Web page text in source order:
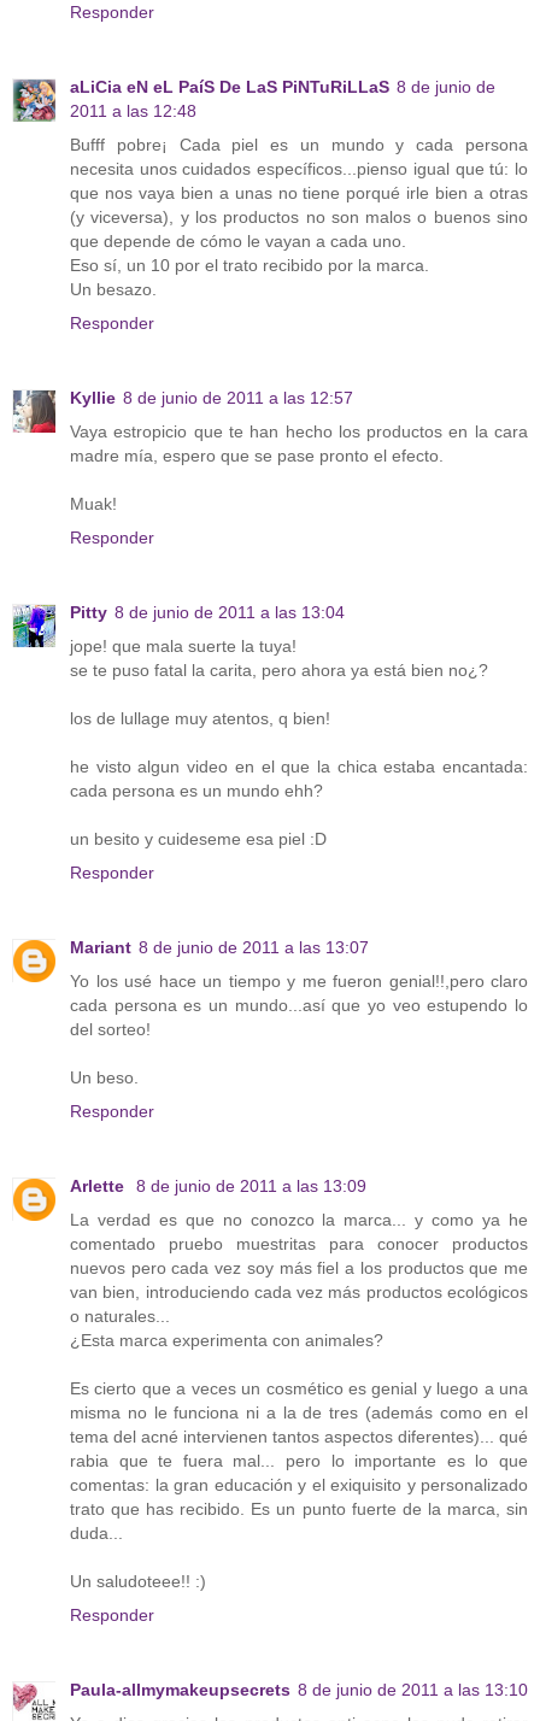
Responder
aLiCia eN eL PaíS De LaS PiNTuRiLLaS 8 de junio de
2011 a las 12:48
Bufff pobre¡ Cada piel es un mundo y cada persona
necesita unos cuidados específicos...pienso igual que tú: lo
que nos vaya bien a unas no tiene porqué irle bien a otras
(y viceversa), y los productos no son malos o buenos sino
que depende de cómo le vayan a cada uno.
Eso sí, un 10 por el trato recibido por la marca.
Un besazo.
Responder
Kyllie 8 de junio de 2011 a las 12:57
Vaya estropicio que te han hecho los productos en la cara
madre mía, espero que se pase pronto el efecto.
Muak!
Responder
Pitty 8 de junio de 2011 a las 13:04
jope! que mala suerte la tuya!
se te puso fatal la carita, pero ahora ya está bien no¿?
los de lullage muy atentos, q bien!
he visto algun video en el que la chica estaba encantada:
cada persona es un mundo ehh?
un besito y cuideseme esa piel :D
Responder
Mariant 8 de junio de 2011 a las 13:07
Yo los usé hace un tiempo y me fueron genial!!,pero claro
cada persona es un mundo...así que yo veo estupendo lo
del sorteo!
Un beso.
Responder
Arlette
8 de junio de 2011 a las 13:09
La verdad es que no conozco la marca... y como ya he
comentado pruebo muestritas para conocer productos
nuevos pero cada vez soy más fiel a los productos que me
van bien, introduciendo cada vez más productos ecológicos
o naturales...
¿Esta marca experimenta con animales?
Es cierto que a veces un cosmético es genial y luego a una
misma no le funciona ni a la de tres (además como en el
tema del acné intervienen tantos aspectos diferentes)... qué
rabia que te fuera mal... pero lo importante es lo que
comentas: la gran educación y el exiquisito y personalizado
trato que has recibido. Es un punto fuerte de la marca, sin
duda...
Un saludoteee!! :)
Responder
Paula-allmymakeupsecrets 8 de junio de 2011 a las 13:10